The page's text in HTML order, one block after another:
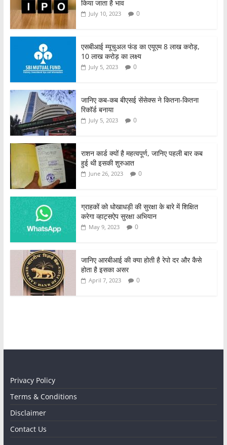
किया जाता है भाव
July 10, 2023 0
एसबीआई म्यूचुअल फंड का एयूएम 8 लाख करोड़,
10 लाख करोड़ का लक्ष्य
July 5, 2023 0
जानिए कब-कब बीएसई सेंसेक्स ने कितना-कितना
रिकॉर्ड बनाया
July 5, 2023 0
राशन कार्ड क्यों है महत्वपूर्ण, जानिए पहली बार कब
हुई थी इसकी शुरुआत
June 26, 2023 0
ग्राहकों को धोखाधड़ी की सुरक्षा के बारे में शिक्षित
करेगा व्हाट्सऐप सुरक्षा अभियान
May 9, 2023 0
जानिए आरबीआई की क्या होती है रेपो दर और कैसे
होता है इसका असर
April 7, 2023 0
Privacy Policy
Terms & Conditions
Disclaimer
Contact Us